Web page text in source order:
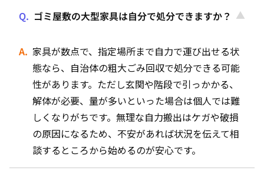
ゴミ屋敷の大型家具は自分で処分できますか？
家具が数点で、指定場所まで自力で運び出せる状
態なら、自治体の粗大ごみ回収で処分できる可能
性があります。ただし玄関や階段で引っかかる、
解体が必要、量が多いといった場合は個人では難
しくなりがちです。無理な自力搬出はケガや破損
の原因になるため、不安があれば状況を伝えて相
談するところから始めるのが安心です。